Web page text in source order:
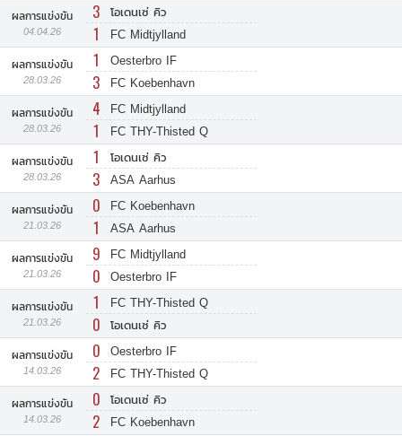
ผลการแข่งขัน
04.04.26
3 โอเดนเซ่ คิว
1 FC Midtjylland
ผลการแข่งขัน
28.03.26
1 Oesterbro IF
3 FC Koebenhavn
ผลการแข่งขัน
28.03.26
4 FC Midtjylland
1 FC THY-Thisted Q
ผลการแข่งขัน
28.03.26
1 โอเดนเซ่ คิว
3 ASA Aarhus
ผลการแข่งขัน
21.03.26
0 FC Koebenhavn
1 ASA Aarhus
ผลการแข่งขัน
21.03.26
9 FC Midtjylland
0 Oesterbro IF
ผลการแข่งขัน
21.03.26
1 FC THY-Thisted Q
0 โอเดนเซ่ คิว
ผลการแข่งขัน
14.03.26
0 Oesterbro IF
2 FC THY-Thisted Q
ผลการแข่งขัน
14.03.26
0 โอเดนเซ่ คิว
2 FC Koebenhavn